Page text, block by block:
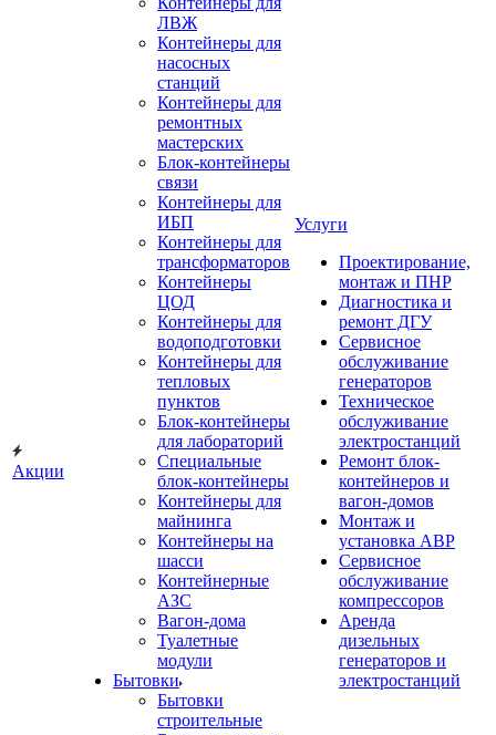
Акции
ЛВЖ
Контейнеры для
насосных
станций
Контейнеры для
ремонтных
мастерских
Блок-контейнеры
связи
Контейнеры для
ИБП
Контейнеры для
трансформаторов
Контейнеры
ЦОД
Контейнеры для
водоподготовки
Контейнеры для
тепловых
пунктов
Блок-контейнеры
для лабораторий
Специальные
блок-контейнеры
Контейнеры для
майнинга
Контейнеры на
шасси
Контейнерные
АЗС
Вагон-дома
Туалетные
модули
Бытовки
Бытовки
строительные
Услуги
Проектирование,
монтаж и ПНР
Диагностика и
ремонт ДГУ
Сервисное
обслуживание
генераторов
Техническое
обслуживание
электростанций
Ремонт блок-
контейнеров и
вагон-домов
Монтаж и
установка АВР
Сервисное
обслуживание
компрессоров
Аренда
дизельных
генераторов и
электростанций